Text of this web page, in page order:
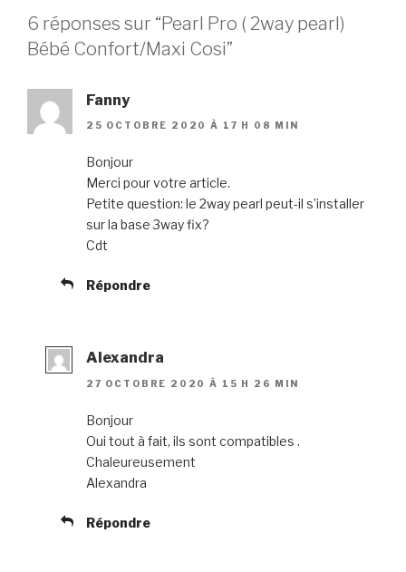
6 réponses sur “Pearl Pro ( 2way pearl)
Bébé Confort/Maxi Cosi”
Fanny
25 OCTOBRE 2020 À 17 H 08 MIN
Bonjour
Merci pour votre article.
Petite question: le 2way pearl peut-il s’installer
sur la base 3way fix?
Cdt
Répondre
Alexandra
27 OCTOBRE 2020 À 15 H 26 MIN
Bonjour
Oui tout à fait, ils sont compatibles .
Chaleureusement
Alexandra
Répondre